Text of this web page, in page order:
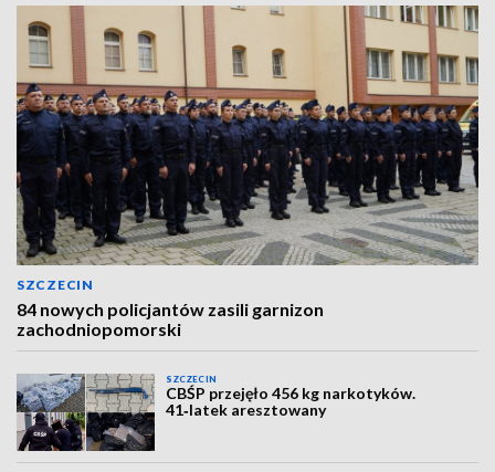
SZCZECIN
84 nowych policjantów zasili garnizon
zachodniopomorski
SZCZECIN
CBŚP przejęło 456 kg narkotyków.
41‑latek aresztowany